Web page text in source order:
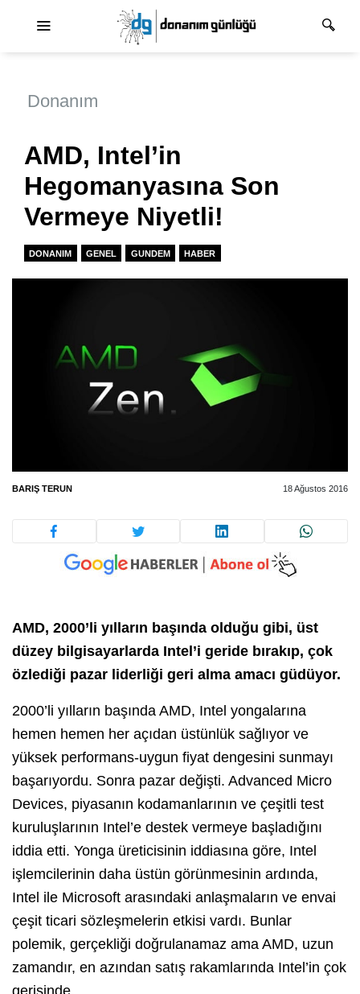
Donanım
AMD, Intel’in
Hegomanyasına Son
Vermeye Niyetli!
DONANIM GENEL GUNDEM HABER
BARIŞ TERUN 18 Ağustos 2016
AMD, 2000’li yılların başında olduğu gibi, üst
düzey bilgisayarlarda Intel’i geride bırakıp, çok
özlediği pazar liderliği geri alma amacı güdüyor.
2000’li yılların başında AMD, Intel yongalarına
hemen hemen her açıdan üstünlük sağlıyor ve
yüksek performans-uygun fiyat dengesini sunmayı
başarıyordu. Sonra pazar değişti. Advanced Micro
Devices, piyasanın kodamanlarının ve çeşitli test
kuruluşlarının Intel’e destek vermeye başladığını
iddia etti. Yonga üreticisinin iddiasına göre, Intel
işlemcilerinin daha üstün görünmesinin ardında,
Intel ile Microsoft arasındaki anlaşmaların ve envai
çeşit ticari sözleşmelerin etkisi vardı. Bunlar
polemik, gerçekliği doğrulanamaz ama AMD, uzun
zamandır, en azından satış rakamlarında Intel’in çok